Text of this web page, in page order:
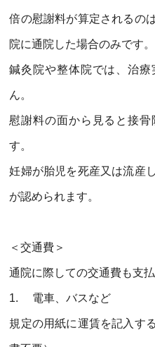
倍の慰謝料が算定されるの
院に通院した場合のみです。
鍼灸院や整体院では、治
ん。
慰謝料の面から見ると接
す。
妊婦が胎児を死産又は流産
が認められます。
＜交通費＞
通院に際しての交通費も支払
1. 電車、バスなど
規定の用紙に運賃を記入す